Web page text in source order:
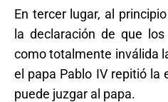
En tercer lugar, al
la declaración de que
como totalmente inválida
el papa Pablo IV repitió la
puede juzgar al papa.